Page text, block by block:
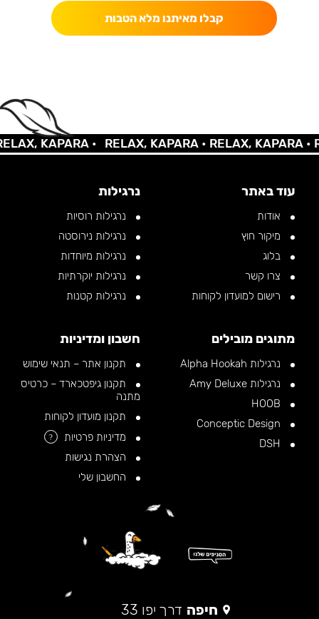
קבלו מאיתנו מלא הטבות
KAPARA • RELAX, KAPARA •RELAX, KAPARA •
עוד באתר
אודות
מיקור חוץ
בלוג
צרו קשר
רישום למועדון לקוחות
נרגילות
נרגילות רוסיות
נרגילות נירוסטה
נרגילות מיוחדות
נרגילות יוקרתיות
נרגילות קטנות
מתוגים מובילים
נרגילות Alpha Hookah
נרגילות Amy Deluxe
חשבון ומדיניות
תקנון אתר – תנאי שימוש
תקנון גיפטכארד – כרטיס
מתנה
תקנון מועדון לקוחות
מדיניות פרטיות
?
הצהרת נגישות
החשבון שלי
חיפה דרך יפו 33